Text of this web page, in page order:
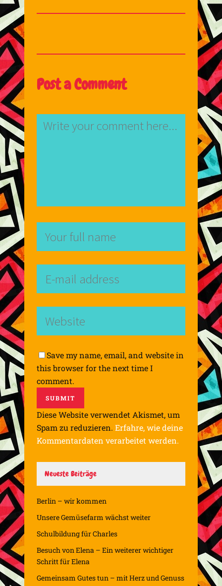
Post a Comment
Save my name, email, and website in
this browser for the next time I
comment.
Diese Website verwendet Akismet, um
Spam zu reduzieren. Erfahre, wie deine
Kommentardaten verarbeitet werden.
Neueste Beiträge
Berlin – wir kommen
Unsere Gemüsefarm wächst weiter
Schulbildung für Charles
Besuch von Elena – Ein weiterer wichtiger
Schritt für Elena
Gemeinsam Gutes tun – mit Herz und Genuss